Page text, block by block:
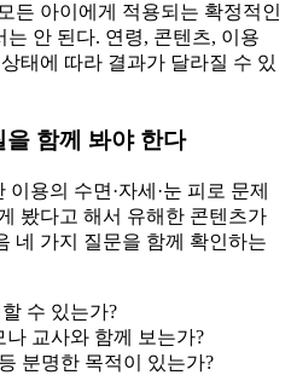
든 아이에게 적용되는 확정적인
는 안 된다. 연령, 콘텐츠, 이용
태에 따라 결과가 달라질 수 있
함께 봐야 한다
용의 수면·자세·눈 피로 문제
봤다고 해서 유해한 콘텐츠가
네 가지 질문을 함께 확인하는
수 있는가?
나 교사와 함께 보는가?
분명한 목적이 있는가?